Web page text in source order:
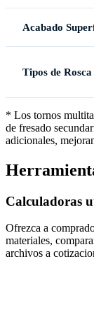
Acabado
Tipos de Rosca
* Los tornos
de fresado
adicionales,
Calculadoras
Ofrezca a
materiales,
archivos a